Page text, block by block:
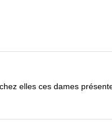
elles ces dames